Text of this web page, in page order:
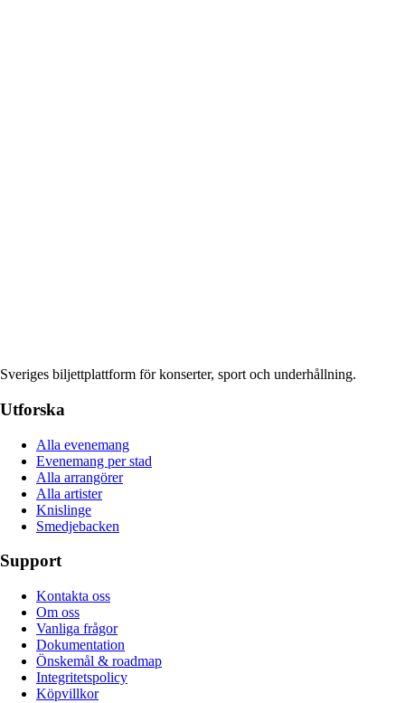
Sveriges biljettplattform för konserter, sport och underhållning.
Utforska
Alla evenemang
Evenemang per stad
Alla arrangörer
Alla artister
Knislinge
Smedjebacken
Support
Kontakta oss
Om oss
Vanliga frågor
Dokumentation
Önskemål & roadmap
Integritetspolicy
Köpvillkor